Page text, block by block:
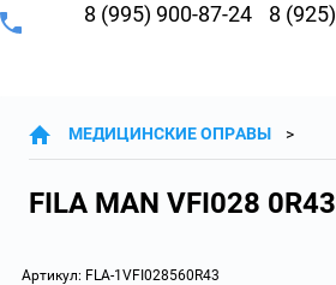
8 (995) 900-87-24 8
МЕДИЦИНСКИЕ ОПРАВЫ
FILA MAN VFI028 0R43
Артикул: FLA-1VFI028560R43